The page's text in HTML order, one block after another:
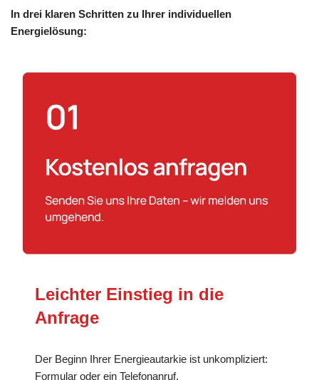
In drei klaren Schritten zu Ihrer individuellen
Energielösung:
Leichter Einstieg in die
Anfrage
Der Beginn Ihrer Energieautarkie ist unkompliziert:
Formular oder ein Telefonanruf.